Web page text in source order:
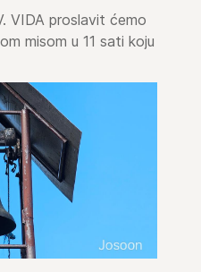
VIDA proslavit ćemo
misom u 11 sati koju